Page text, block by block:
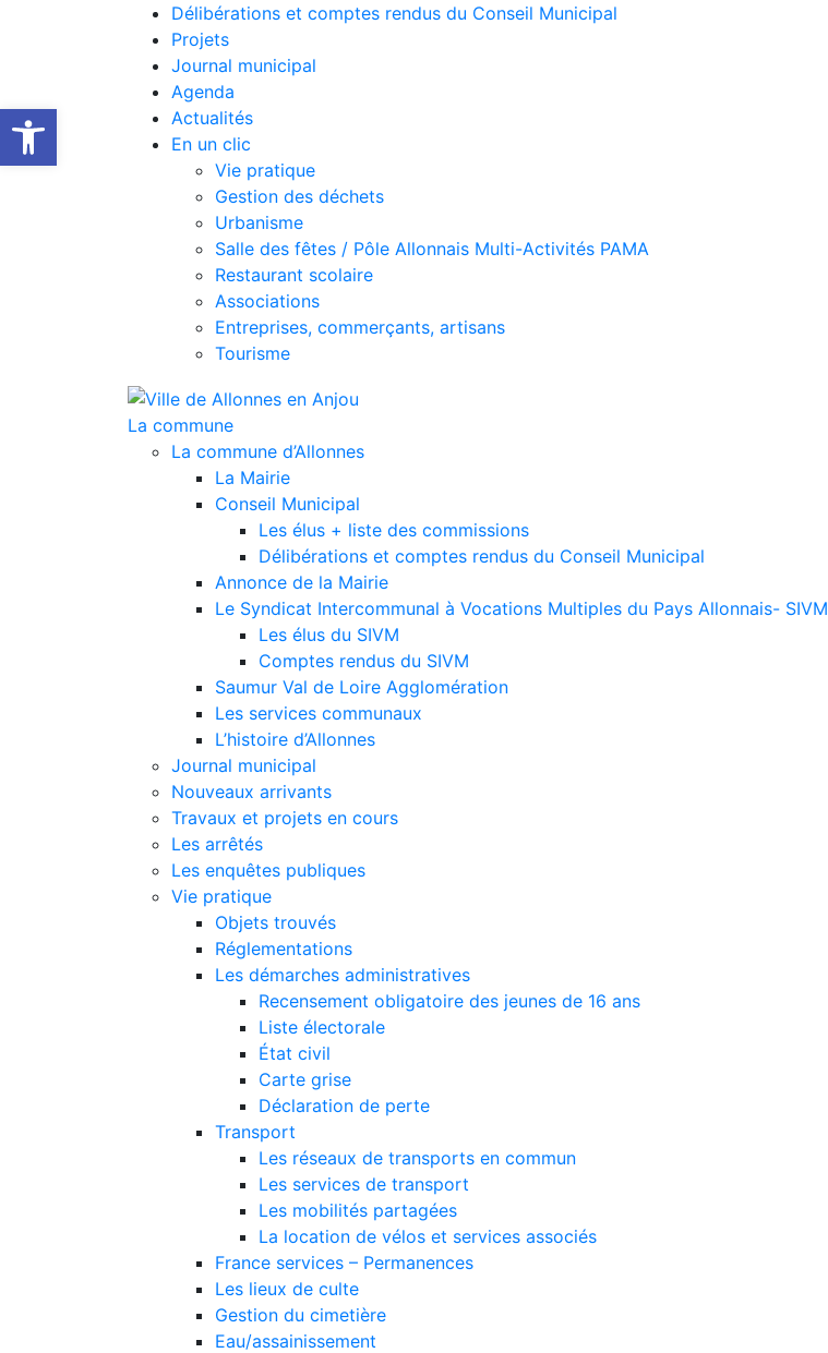
Délibérations et comptes rendus du Conseil Municipal
Projets
Journal municipal
Agenda
Actualités
En un clic
Vie pratique
Gestion des déchets
Urbanisme
Salle des fêtes / Pôle Allonnais Multi-Activités PAMA
Restaurant scolaire
Associations
Entreprises, commerçants, artisans
Tourisme
La commune
La commune d’Allonnes
La Mairie
Conseil Municipal
Les élus + liste des commissions
Délibérations et comptes rendus du Conseil Municipal
Annonce de la Mairie
Le Syndicat Intercommunal à Vocations Multiples du Pays Allonnais- SIVM
Les élus du SIVM
Comptes rendus du SIVM
Saumur Val de Loire Agglomération
Les services communaux
L’histoire d’Allonnes
Journal municipal
Nouveaux arrivants
Travaux et projets en cours
Les arrêtés
Les enquêtes publiques
Vie pratique
Objets trouvés
Réglementations
Les démarches administratives
Recensement obligatoire des jeunes de 16 ans
Liste électorale
État civil
Carte grise
Déclaration de perte
Transport
Les réseaux de transports en commun
Les services de transport
Les mobilités partagées
La location de vélos et services associés
France services – Permanences
Les lieux de culte
Gestion du cimetière
Eau/assainissement
Ouvrir la barre d’outils